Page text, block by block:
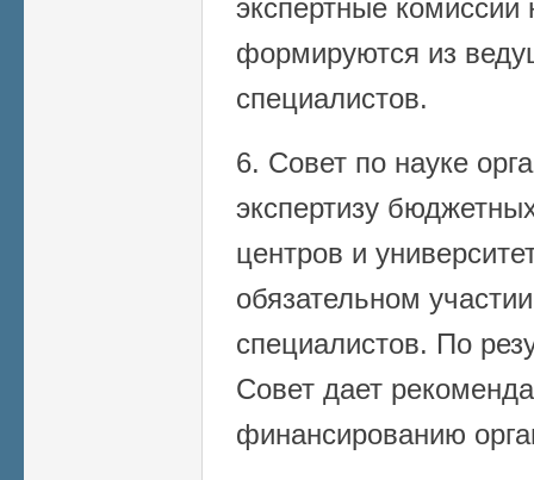
экспертные комиссии
формируются из
специалистов.
6. Совет по науке
экспертизу
центров и
обязательном
специалистов. По
Совет дает
финансированию